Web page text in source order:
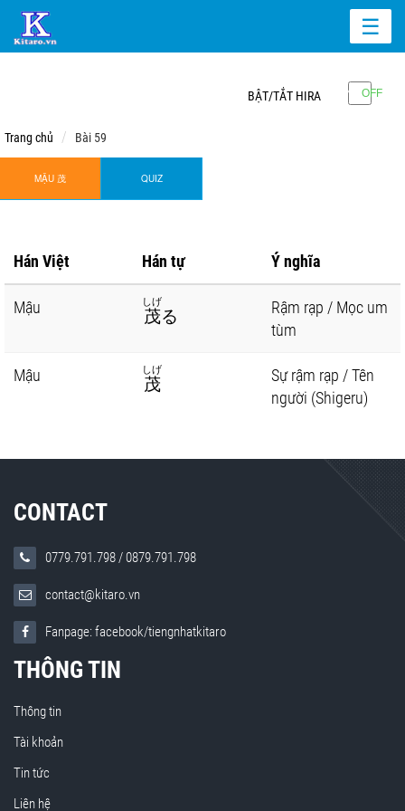
☰
BẬT/TẮT HIRA
Trang chủ Bài 59
MẬU 茂 QUIZ
Hán Việt Hán tự Ý nghĩa
Mậu 茂
しげ
る
Rậm rạp / Mọc um
tùm
Mậu 茂
しげ
Sự rậm rạp / Tên
người (Shigeru)
CONTACT
0779.791.798/0879.791.798
contact@kitaro.vn
Fanpage: facebook/tiengnhatkitaro
THÔNG TIN
Thông tin
Tài khoản
Tin tức
Liên hệ